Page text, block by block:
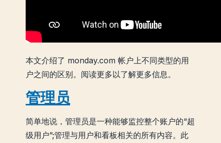
本文介绍了 monday.com 帐户上不同类型的用
户之间的区别。阅读更多以了解更多信息。
管理员
简单地说，管理员是一种能够监控整个账户的“超
级用户”;管理与用户和看板相关的所有内容。此